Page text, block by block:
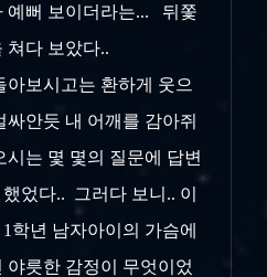
예뻐 보이더라는... 뒤쫓
쳐다 보았다..
아보시고는 환하게 웃으
안듯 내 어깨를 감아쥐
시는 몇 몇의 질문에 답변
었다.. 그러다 보니.. 이
학년 남자아이의 가슴에
야릇한 감정이 무엇이었